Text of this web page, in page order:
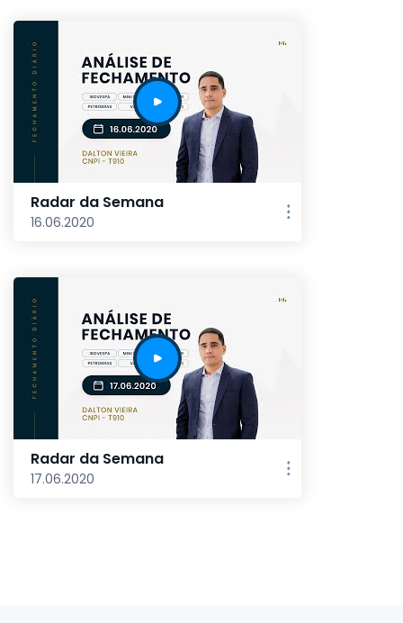
Radar da Semana
16.06.2020
Radar da Semana
17.06.2020